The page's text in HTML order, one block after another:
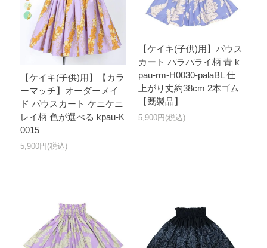
【ケイキ(子供)用】【カラ
ーマッチ】オーダーメイ
ド パウスカート ケニケニ
レイ柄 色が選べる kpau-K
0015
5,900円(税込)
【ケイキ(子供)用】パウス
カート パラパライ柄 青 k
pau-rm-H0030-palaBL 仕
上がり丈約38cm 2本ゴム
【既製品】
5,900円(税込)